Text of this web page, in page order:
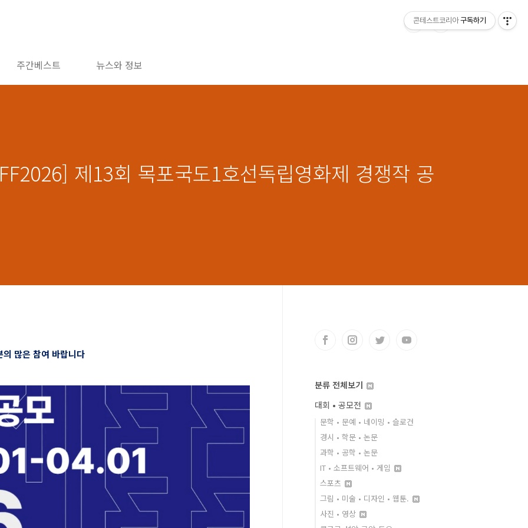
주간베스트 뉴스와 정보
제13회 목포국도1호선독립영화제 경쟁작 공
의 많은 참여 바랍니다
분류 전체보기
대회 • 공모전
문학 • 문예 • 네이밍 • 슬로건
경시 • 학문 • 논문
과학 • 공학 • 논문
IT • 소프트웨어 • 게임
스포츠
그림 • 미술 • 디자인 • 웹툰.
사진 • 영상
콘테스트코리아 구독하기